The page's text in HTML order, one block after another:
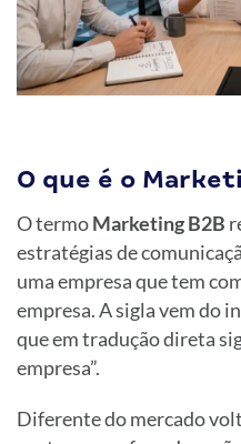
O que é o
O termoMarketing B2B
estratégias de
uma empresa que tem
empresa. A sigla vem do
que em tradução direta
empresa”.
Diferente do mercado